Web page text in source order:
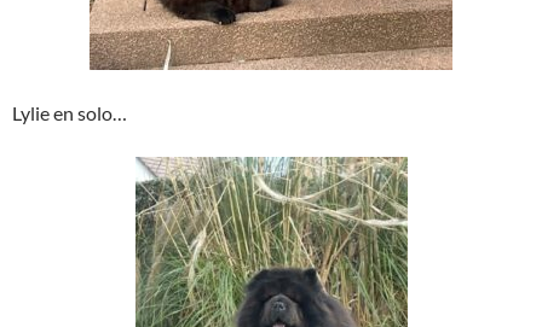
Lylie en solo…